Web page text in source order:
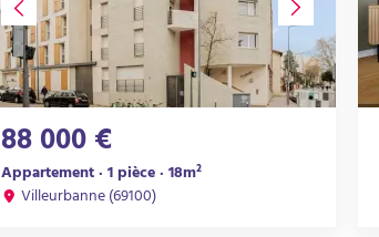
88 000 €
Appartement · 1 pièce · 18m²
Villeurbanne (69100)